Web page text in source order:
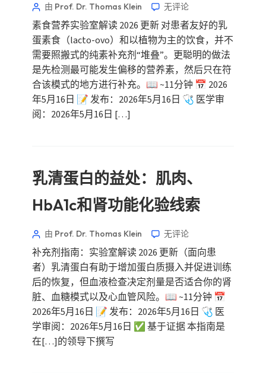
由 Prof. Dr. Thomas Klein 无评论
素食营养实验室解读 2026 更新 对患者友好的乳
蛋素食（lacto-ovo）和以植物为主的饮食，并不
需要照搬式的纯素补充剂“堆叠”。更聪明的做法
是先检测最可能发生偏移的营养素，然后只在符
合该模式的地方进行补充。📖 ~11分钟 📅 2026
年5月16日 📝 发布：2026年5月16日 🩺 医学审
阅：2026年5月16日 […]
乳清蛋白的益处：肌肉、
HbA1c和肾功能化验线索
由 Prof. Dr. Thomas Klein 无评论
补充剂指南：实验室解读 2026 更新（面向患
者）乳清蛋白有助于增加蛋白质摄入并促进训练
后的恢复，但血液检查决定剂量是否适合你的肾
脏、血糖模式以及心血管风险。📖 ~11分钟 📅
2026年5月16日 📝 发布：2026年5月16日 🩺 医
学审阅：2026年5月16日 ✅ 基于证据 本指南是
在[…]的领导下撰写